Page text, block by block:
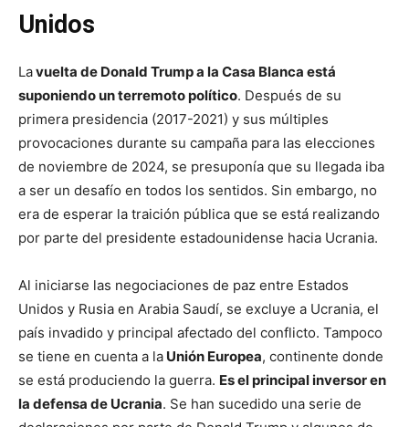
Unidos
Lavuelta de Donald Trump a la Casa Blanca está
suponiendo un terremoto político. Después de su
primera presidencia (2017-2021) y sus múltiples
provocaciones durante su campaña para las elecciones
de noviembre de 2024, se presuponía que su llegada iba
a ser un desafío en todos los sentidos. Sin embargo, no
era de esperar la traición pública que se está realizando
por parte del presidente estadounidense hacia Ucrania.
Al iniciarse las negociaciones de paz entre Estados
Unidos y Rusia en Arabia Saudí, se excluye a Ucrania, el
país invadido y principal afectado del conflicto. Tampoco
se tiene en cuenta a la Unión Europea, continente donde
se está produciendo la guerra. Es el principal inversor en
la defensa de Ucrania. Se han sucedido una serie de